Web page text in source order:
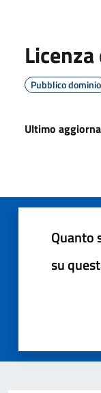
Pubblico dominio
Ultimo
Quanto
su